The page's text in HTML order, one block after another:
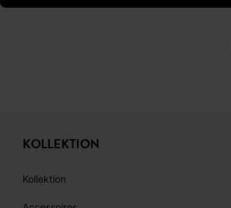
KOLLEKTION
Kollektion